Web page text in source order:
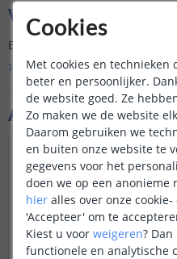
Aanvullende
Vraag & antwoord
Er is nog geen vraag gesteld
Bekijk alle Vraag & antwoord
Cookies
Met cookies en
beter en persoonlijker.
de website goed. Ze
Zo maken we de website
Daarom gebruiken we
en buiten onze website te
gegevens voor het
doen we op een anonieme
hier alles over onze
'Accepteer' om te
Kiest u voor weigeren? Dan
functionele en analytische